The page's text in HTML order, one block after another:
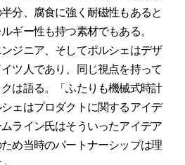
分、腐食に強く耐磁性もあると
ギー性も持つ素材でもある。
ンジニア、そしてポルシェはデザ
ツ人であり、同じ視点を持って
は語る。「ふたりも機械式時計
ェはプロダクトに関するアイデ
ライン氏はそういったアイデア
め当時のパートナーシップは理